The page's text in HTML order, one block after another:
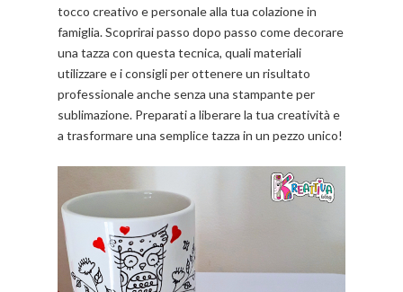
tocco creativo e personale alla tua colazione in
famiglia. Scoprirai passo dopo passo come decorare
una tazza con questa tecnica, quali materiali
utilizzare e i consigli per ottenere un risultato
professionale anche senza una stampante per
sublimazione. Preparati a liberare la tua creatività e
a trasformare una semplice tazza in un pezzo unico!